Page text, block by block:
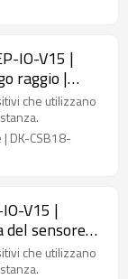
IO-V15 |
raggio |
che utilizzano
DK-CSB18-
V15 |
sensore
che utilizzano